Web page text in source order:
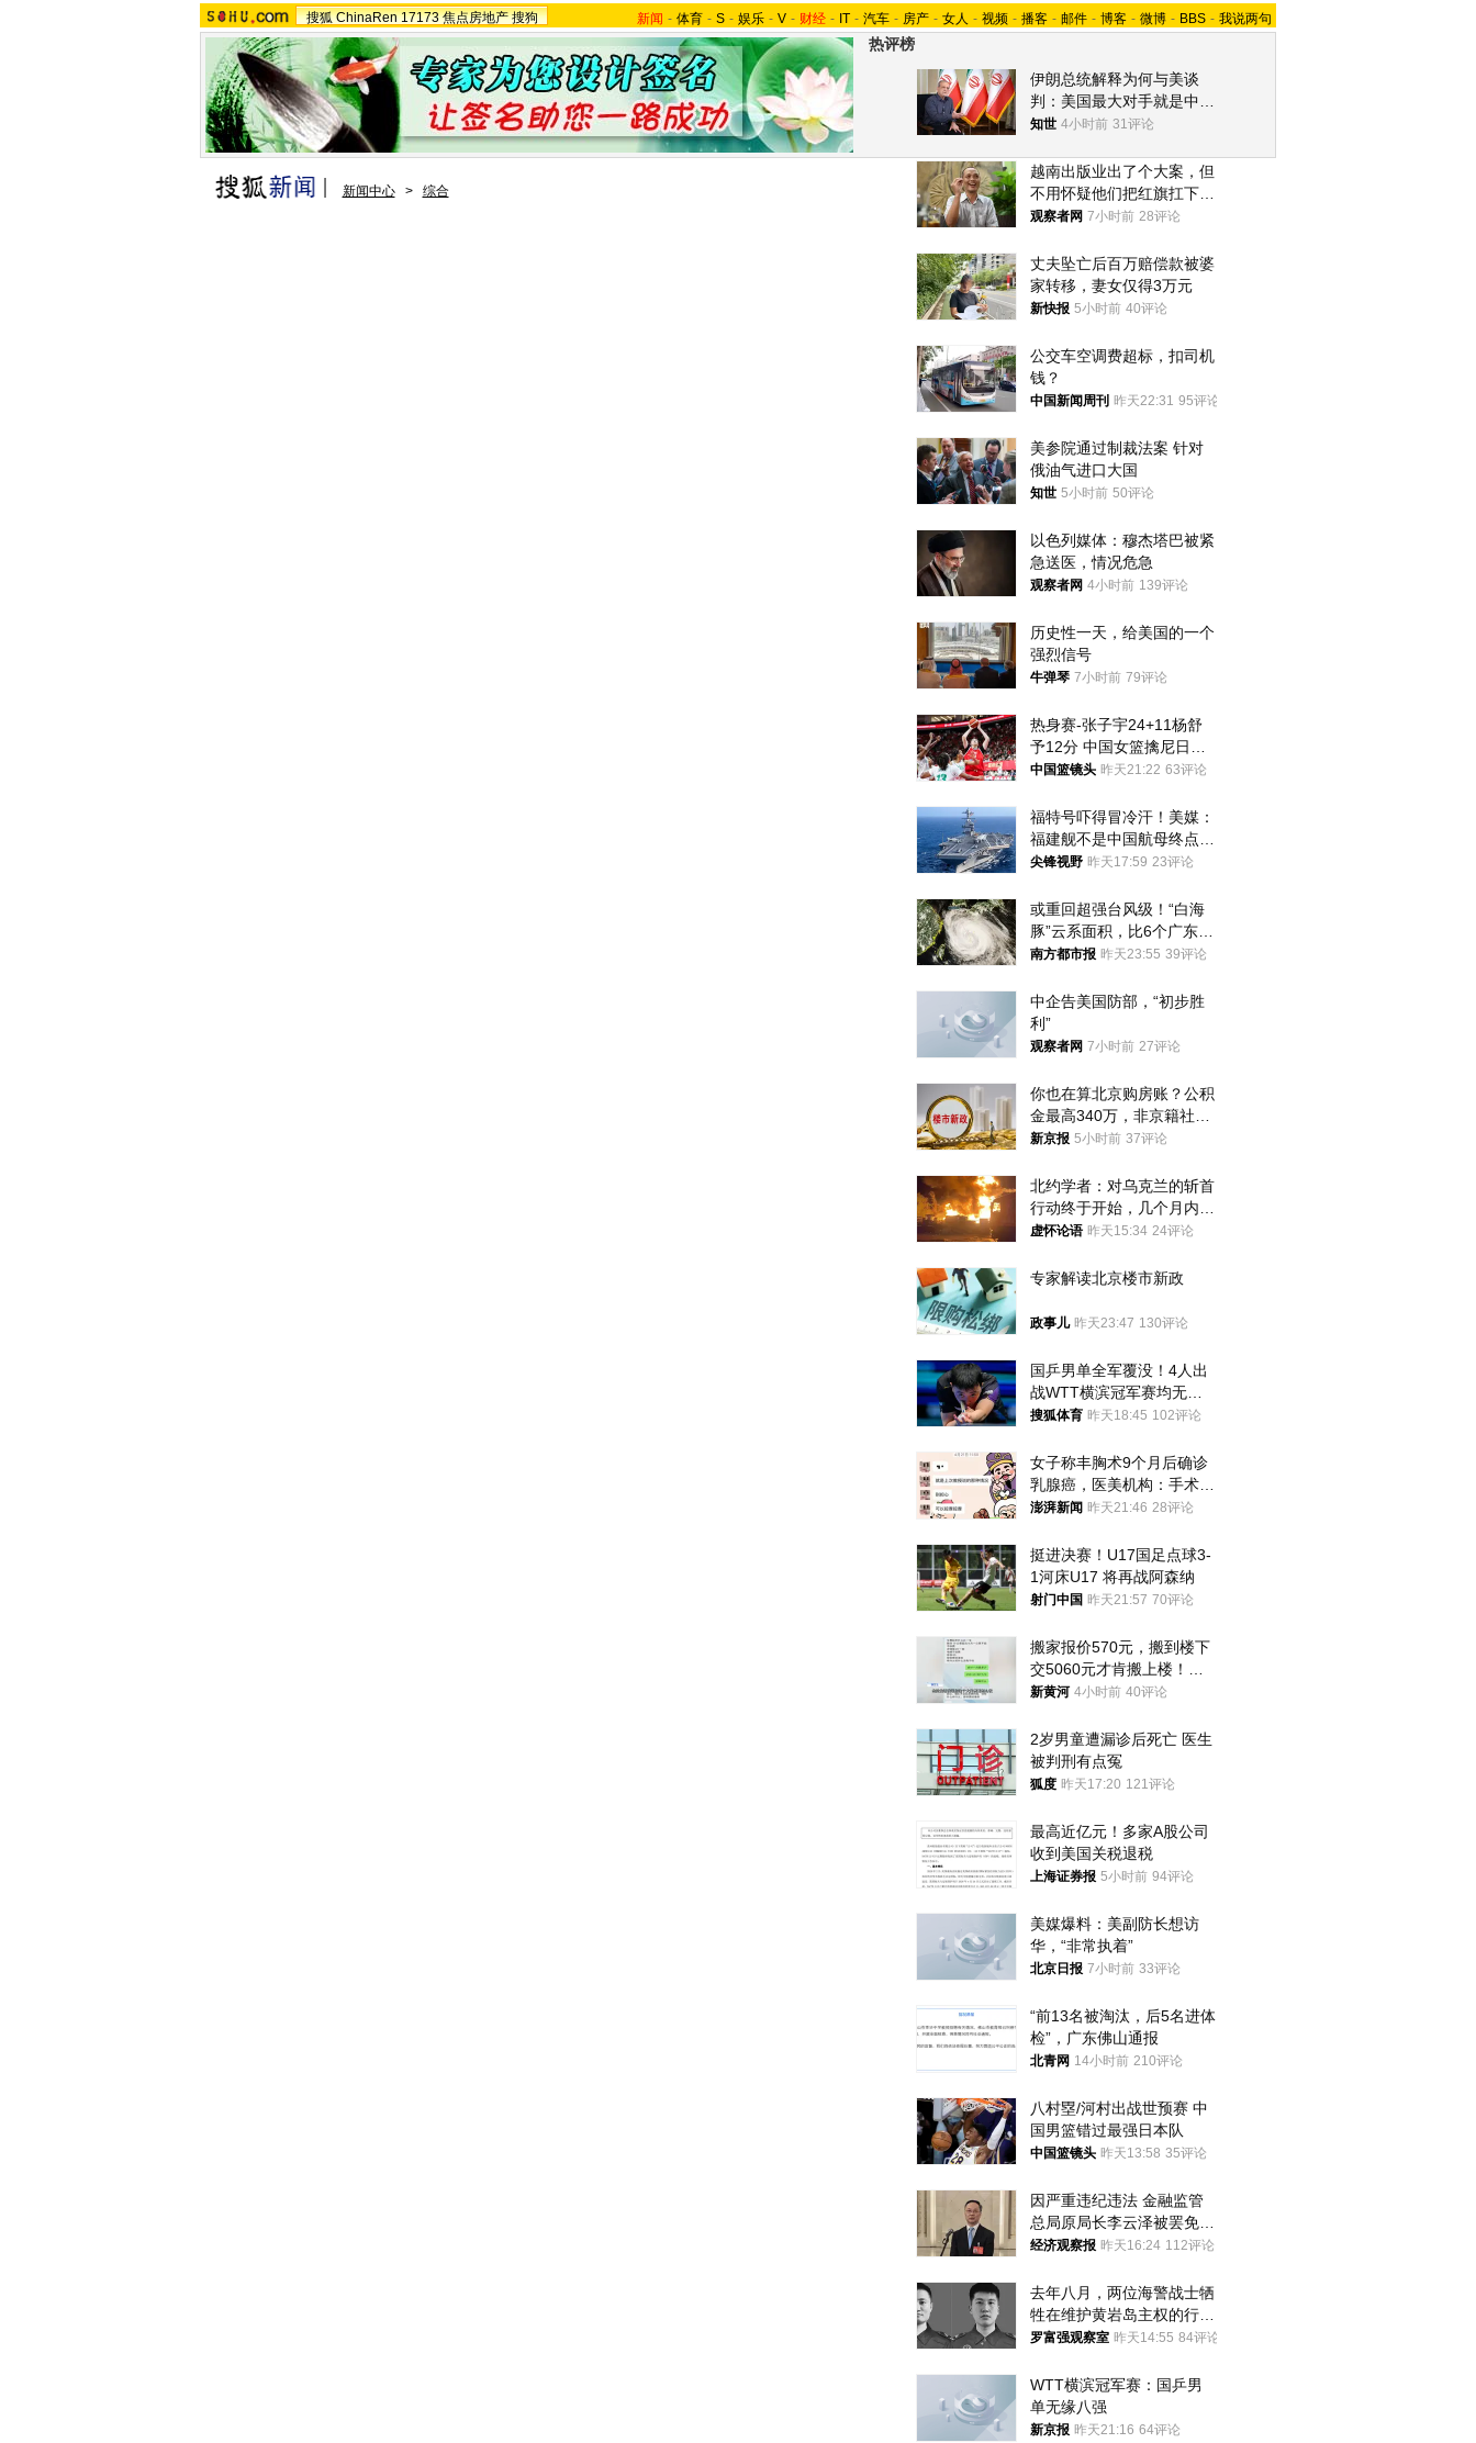
搜狐 ChinaRen 17173 焦点房地产 搜狗 新闻 - 体育 - S - 娱乐 - V - 财经 - IT - 汽车 - 房产 - 女人 - 视频 - 播客 - 邮件 - 博客 - 微博 - BBS - 我说两句
热评榜
伊朗总统解释为何与美谈
判：美国最大对手就是中
国，但他们也在对话
知世 4小时前 31评论
越南出版业出了个大案，但
不用怀疑他们把红旗扛下去
的决心
观察者网 7小时前 28评论
丈夫坠亡后百万赔偿款被婆
家转移，妻女仅得3万元
新快报 5小时前 40评论
公交车空调费超标，扣司机
钱？
中国新闻周刊 昨天22:31 95评论
美参院通过制裁法案 针对
俄油气进口大国
知世 5小时前 50评论
以色列媒体：穆杰塔巴被紧
急送医，情况危急
观察者网 4小时前 139评论
历史性一天，给美国的一个
强烈信号
牛弹琴 7小时前 79评论
热身赛-张子宇24+11杨舒
予12分 中国女篮擒尼日利
亚
中国篮镜头 昨天21:22 63评论
福特号吓得冒冷汗！美媒：
福建舰不是中国航母终点，
而是新起点！
尖锋视野 昨天17:59 23评论
或重回超强台风级！“白海
豚”云系面积，比6个广东还
大！深圳官方：注意这件事
南方都市报 昨天23:55 39评论
中企告美国防部，“初步胜
利”
观察者网 7小时前 27评论
你也在算北京购房账？公积
金最高340万，非京籍社保
1年
新京报 5小时前 37评论
北约学者：对乌克兰的斩首
行动终于开始，几个月内乌
将投降
虚怀论语 昨天15:34 24评论
专家解读北京楼市新政
政事儿 昨天23:47 130评论
国乒男单全军覆没！4人出
战WTT横滨冠军赛均无缘
八强
搜狐体育 昨天18:45 102评论
女子称丰胸术9个月后确诊
乳腺癌，医美机构：手术不
可能引发癌症，建议走司法
澎湃新闻 昨天21:46 28评论
挺进决赛！U17国足点球3-
1河床U17 将再战阿森纳
射门中国 昨天21:57 70评论
搬家报价570元，搬到楼下
交5060元才肯搬上楼！女
子傻眼了……
新黄河 4小时前 40评论
2岁男童遭漏诊后死亡 医生
被判刑有点冤
狐度 昨天17:20 121评论
最高近亿元！多家A股公司
收到美国关税退税
上海证券报 5小时前 94评论
美媒爆料：美副防长想访
华，“非常执着”
北京日报 7小时前 33评论
“前13名被淘汰，后5名进体
检”，广东佛山通报
北青网 14小时前 210评论
八村塁/河村出战世预赛 中
国男篮错过最强日本队
中国篮镜头 昨天13:58 35评论
因严重违纪违法 金融监管
总局原局长李云泽被罢免全
国人大代表
经济观察报 昨天16:24 112评论
去年八月，两位海警战士牺
牲在维护黄岩岛主权的行动
中
罗富强观察室 昨天14:55 84评论
WTT横滨冠军赛：国乒男
单无缘八强
新京报 昨天21:16 64评论
新闻中心 > 综合